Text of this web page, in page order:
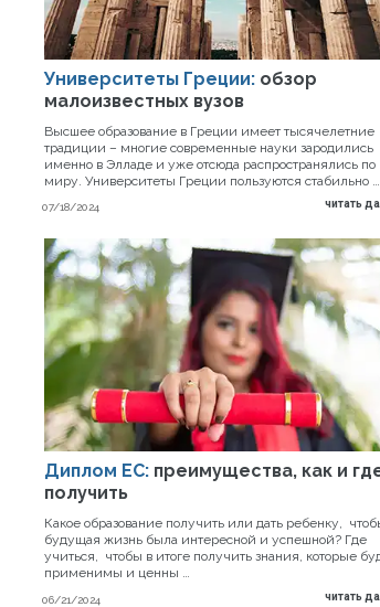
Университеты Греции: обзор
малоизвестных вузов
07/18/2024
Высшее образование в Греции имеет тысячелетние
традиции – многие современные науки зародились
именно в Элладе и уже отсюда распространялись по
миру. Университеты Греции пользуются стабильно …
читать
Диплом ЕС: преимущества, как и
получить
06/21/2024
Какое образование получить или дать ребенку,
будущая жизнь была интересной и успешной? Где
учиться, чтобы в итоге получить знания, которые
применимы и ценны …
читать